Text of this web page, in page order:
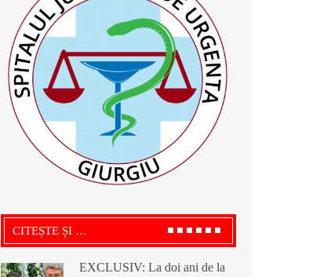
CITEȘTE ȘI …
EXCLUSIV: La doi ani de la